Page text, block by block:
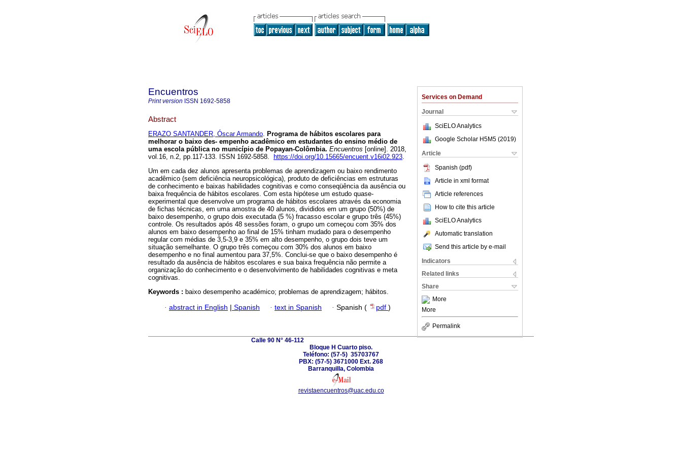
Services on Demand
Journal
SciELO Analytics
Google Scholar H5M5 (2019)
Article
Spanish (pdf)
Article in xml format
Article references
How to cite this article
SciELO Analytics
Automatic translation
Send this article by e-mail
Indicators
Related links
Share
More
More
Permalink
Encuentros
Print version ISSN 1692-5858
Abstract
ERAZO SANTANDER, Óscar Armando. Programa de hábitos escolares para
melhorar o baixo des- empenho acadêmico em estudantes do ensino médio de
uma escola pública no município de Popayan-Colômbia. Encuentros [online]. 2018,
vol.16, n.2, pp.117-133. ISSN 1692-5858.
https://doi.org/10.15665/encuent.v16i02.923.
Um em cada dez alunos apresenta problemas de aprendizagem ou baixo rendimento
acadêmico (sem deficiência neuropsicológica), produto de deficiências em estruturas
de conhecimento e baixas habilidades cognitivas e como conseqüência da ausência ou
baixa frequência de hábitos escolares. Com esta hipótese um estudo quase-
experimental que desenvolve um programa de hábitos escolares através da economia
de fichas técnicas, em uma amostra de 40 alunos, divididos em um grupo (50%) de
baixo desempenho, o grupo dois executada (5 %) fracasso escolar e grupo três (45%)
controle. Os resultados após 48 sessões foram, o grupo um começou com 35% dos
alunos em baixo desempenho ao final de 15% tinham mudado para o desempenho
regular com médias de 3,5-3,9 e 35% em alto desempenho, o grupo dois teve um
situação semelhante. O grupo três começou com 30% dos alunos em baixo
desempenho e no final aumentou para 37,5%. Conclui-se que o baixo desempenho é
resultado da ausência de hábitos escolares e sua baixa frequência não permite a
organização do conhecimento e o desenvolvimento de habilidades cognitivas e meta
cognitivas.
Keywords : baixo desempenho académico; problemas de aprendizagem; hábitos.
· abstract in English | Spanish · text in Spanish · Spanish ( pdf )
Calle 90 N° 46-112
Bloque H Cuarto piso.
Teléfono: (57-5) 35703767
PBX: (57-5) 3671000 Ext. 268
Barranquilla, Colombia
revistaencuentros@uac.edu.co